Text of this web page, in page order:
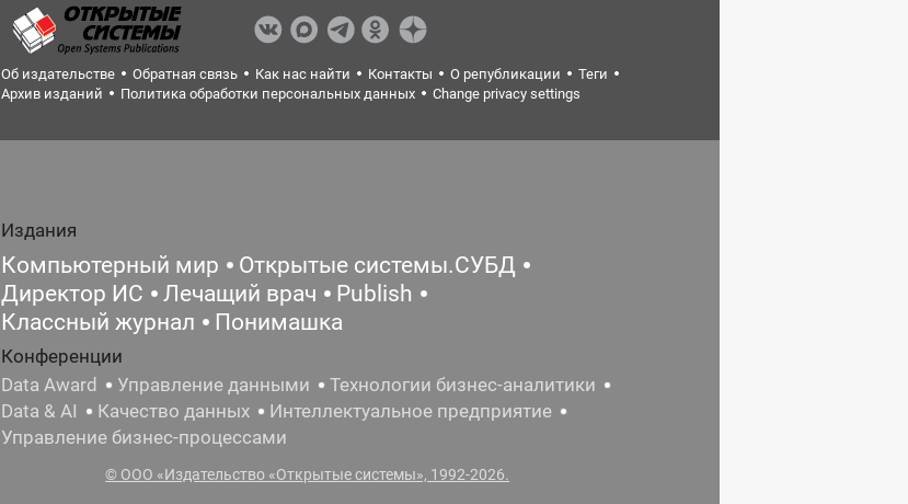
Об издательстве Обратная связь Как нас найти Контакты О републикации
Теги
Архив изданий
Политика обработки персональных данных Change privacy settings
Издания
Компьютерный мир
Открытые системы.СУБД
Директор ИС
Лечащий врач
Publish
Классный журнал
Понимашка
Конференции
Data Award
Управление данными
Технологии бизнес-аналитики
Data & AI
Качество данных
Интеллектуальное предприятие
Управление бизнес-процессами
© ООО «Издательство «Открытые системы», 1992-2026.